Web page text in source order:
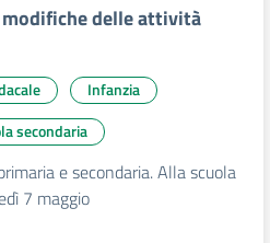
delle attività
Infanzia
secondaria
e secondaria. Alla scuola
7 maggio